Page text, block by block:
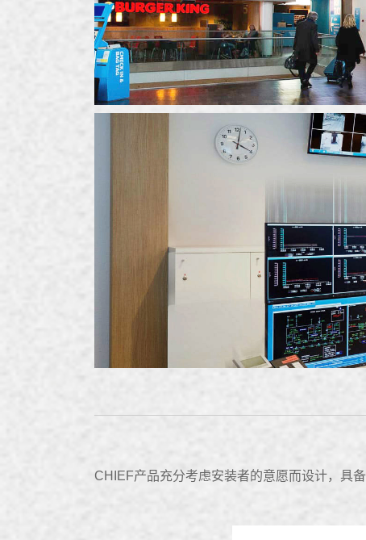
CHIEF产品充分考虑安装者的意愿而设计，具